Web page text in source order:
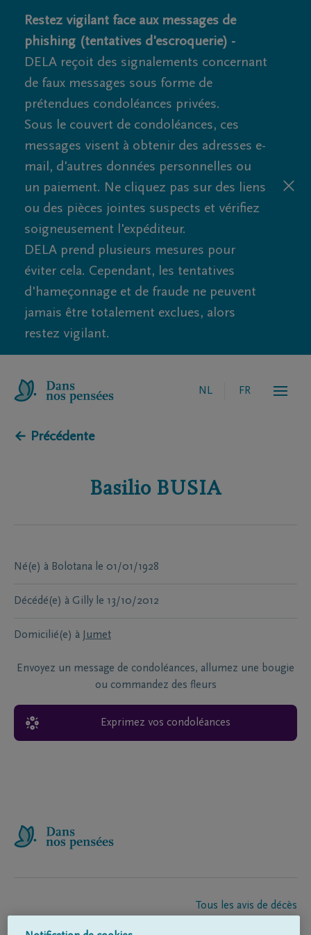
Restez vigilant face aux messages de
phishing (tentatives d'escroquerie) -
DELA reçoit des signalements concernant
de faux messages sous forme de
prétendues condoléances privées.
Sous le couvert de condoléances, ces
messages visent à obtenir des adresses e-
mail, d'autres données personnelles ou
un paiement. Ne cliquez pas sur des liens
ou des pièces jointes suspects et vérifiez
soigneusement l'expéditeur.
DELA prend plusieurs mesures pour
éviter cela. Cependant, les tentatives
d'hameçonnage et de fraude ne peuvent
jamais être totalement exclues, alors
restez vigilant.
NL FR
← Précédente
Basilio BUSIA
Né(e) à Bolotana le 01/01/1928
Décédé(e) à Gilly le 13/10/2012
Domicilié(e) à Jumet
Envoyez un message de condoléances, allumez une bougie
ou commandez des fleurs
Exprimez vos condoléances
Tous les avis de décès